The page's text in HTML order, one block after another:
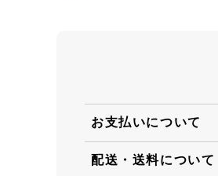
お支払いについて
配送・送料について